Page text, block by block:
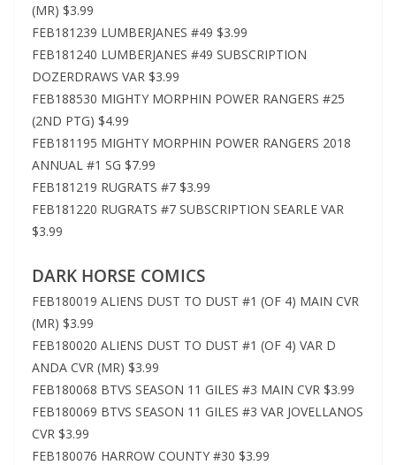
(MR) $3.99
FEB181239 LUMBERJANES #49 $3.99
FEB181240 LUMBERJANES #49 SUBSCRIPTION
DOZERDRAWS VAR $3.99
FEB188530 MIGHTY MORPHIN POWER RANGERS #25
(2ND PTG) $4.99
FEB181195 MIGHTY MORPHIN POWER RANGERS 2018
ANNUAL #1 SG $7.99
FEB181219 RUGRATS #7 $3.99
FEB181220 RUGRATS #7 SUBSCRIPTION SEARLE VAR
$3.99
DARK HORSE COMICS
FEB180019 ALIENS DUST TO DUST #1 (OF 4) MAIN CVR
(MR) $3.99
FEB180020 ALIENS DUST TO DUST #1 (OF 4) VAR D
ANDA CVR (MR) $3.99
FEB180068 BTVS SEASON 11 GILES #3 MAIN CVR $3.99
FEB180069 BTVS SEASON 11 GILES #3 VAR JOVELLANOS
CVR $3.99
FEB180076 HARROW COUNTY #30 $3.99